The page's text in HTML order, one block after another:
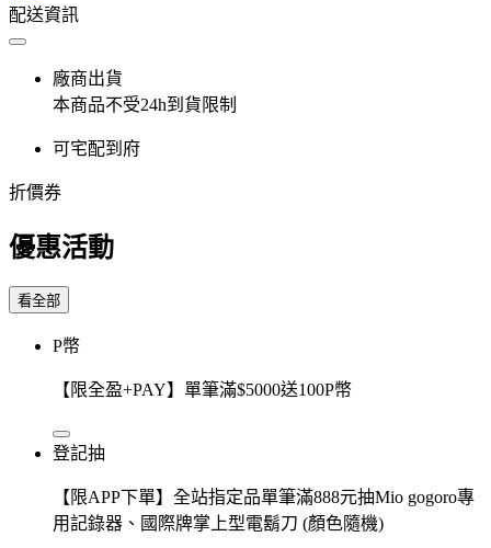
配送資訊
廠商出貨
本商品不受24h到貨限制
可宅配到府
折價券
優惠活動
看全部
P幣
【限全盈+PAY】單筆滿$5000送100P幣
登記抽
【限APP下單】全站指定品單筆滿888元抽Mio gogoro專
用記錄器、國際牌掌上型電鬍刀 (顏色隨機)